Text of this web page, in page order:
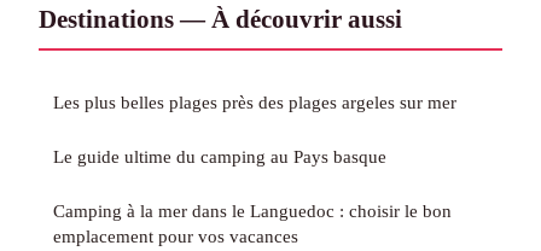
Destinations — À découvrir aussi
Les plus belles plages près des plages argeles sur mer
Le guide ultime du camping au Pays basque
Camping à la mer dans le Languedoc : choisir le bon
emplacement pour vos vacances